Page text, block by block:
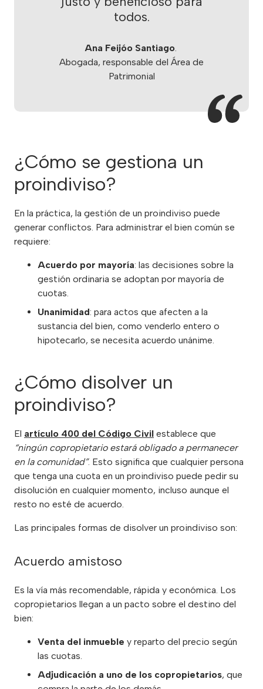
todos.
Ana Feijóo Santiago
Abogada, responsable del Área de
Patrimonial
¿Cómo se gestiona un
proindiviso?
En la práctica, la gestión de un proindiviso puede
generar conflictos. Para administrar el bien común se
requiere:
Acuerdo por mayoría: las decisiones sobre la
gestión ordinaria se adoptan por mayoría de
cuotas.
Unanimidad: para actos que afecten a la
sustancia del bien, como venderlo entero o
hipotecarlo, se necesita acuerdo unánime.
¿Cómo disolver un
proindiviso?
El artículo 400 del Código Civil establece que
“ningún copropietario estará obligado a permanecer
en la comunidad”. Esto significa que cualquier persona
que tenga una cuota en un proindiviso puede pedir su
disolución en cualquier momento, incluso aunque el
resto no esté de acuerdo.
Las principales formas de disolver un proindiviso son:
Acuerdo amistoso
Es la vía más recomendable, rápida y económica. Los
copropietarios llegan a un pacto sobre el destino del
bien:
Venta del inmueble y reparto del precio según
las cuotas.
Adjudicación a uno de los copropietarios, que